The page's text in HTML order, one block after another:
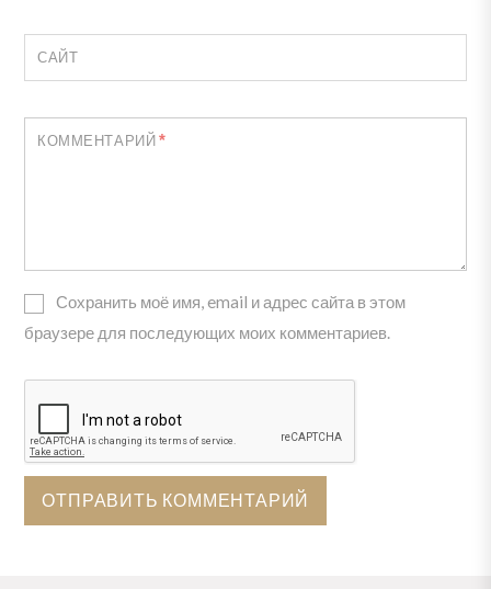
САЙТ
КОММЕНТАРИЙ*
Сохранить моё имя, email и адрес сайта в этом
браузере для последующих моих комментариев.